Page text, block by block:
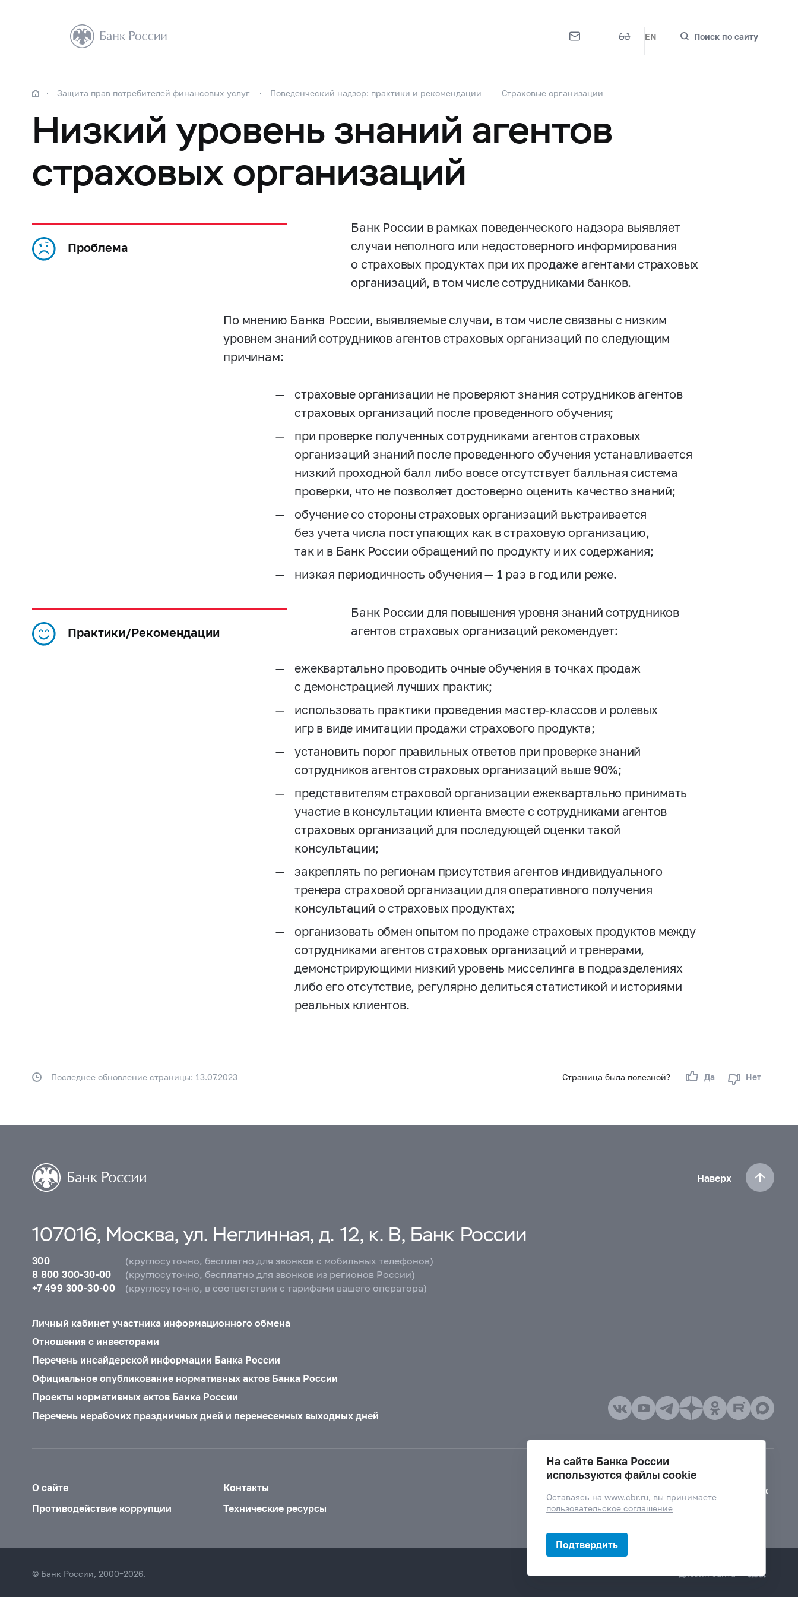
EN Поиск по сайту
Защита прав потребителей финансовых услуг Поведенческий надзор: практики и рекомендации Страховые организации
Низкий уровень знаний агентов
страховых организаций
Проблема
Банк России в рамках поведенческого надзора выявляет
случаи неполного или недостоверного информирования
о страховых продуктах при их продаже агентами страховых
организаций, в том числе сотрудниками банков.
По мнению Банка России, выявляемые случаи, в том числе связаны с низким
уровнем знаний сотрудников агентов страховых организаций по следующим
причинам:
страховые организации не проверяют знания сотрудников агентов
страховых организаций после проведенного обучения;
при проверке полученных сотрудниками агентов страховых
организаций знаний после проведенного обучения устанавливается
низкий проходной балл либо вовсе отсутствует балльная система
проверки, что не позволяет достоверно оценить качество знаний;
обучение со стороны страховых организаций выстраивается
без учета числа поступающих как в страховую организацию,
так и в Банк России обращений по продукту и их содержания;
низкая периодичность обучения — 1 раз в год или реже.
Практики/Рекомендации
Банк России для повышения уровня знаний сотрудников
агентов страховых организаций рекомендует:
ежеквартально проводить очные обучения в точках продаж
с демонстрацией лучших практик;
использовать практики проведения мастер-классов и ролевых
игр в виде имитации продажи страхового продукта;
установить порог правильных ответов при проверке знаний
сотрудников агентов страховых организаций выше 90%;
представителям страховой организации ежеквартально принимать
участие в консультации клиента вместе с сотрудниками агентов
страховых организаций для последующей оценки такой
консультации;
закреплять по регионам присутствия агентов индивидуального
тренера страховой организации для оперативного получения
консультаций о страховых продуктах;
организовать обмен опытом по продаже страховых продуктов между
сотрудниками агентов страховых организаций и тренерами,
демонстрирующими низкий уровень мисселинга в подразделениях
либо его отсутствие, регулярно делиться статистикой и историями
реальных клиентов.
Страница была полезной? Да Нет
Последнее обновление страницы: 13.07.2023
Наверх
107016, Москва, ул. Неглинная, д. 12, к. В, Банк России
300
(круглосуточно, бесплатно для звонков с мобильных телефонов)
8 800 300-30-00
(круглосуточно, бесплатно для звонков из регионов России)
+7 499 300-30-00
(круглосуточно, в соответствии с тарифами вашего оператора)
Личный кабинет участника информационного обмена
Отношения с инвесторами
Перечень инсайдерской информации Банка России
Официальное опубликование нормативных актов Банка России
Проекты нормативных актов Банка России
Перечень нерабочих праздничных дней и перенесенных выходных дней
О сайте
Контакты
Противодействие коррупции
Технические ресурсы
Версия для слабовидящих
© Банк России, 2000–2026. Дизайн сайта —
На сайте Банка России
используются файлы cookie
Оставаясь наwww.cbr.ru, вы принимаете
пользовательское соглашение
Подтвердить